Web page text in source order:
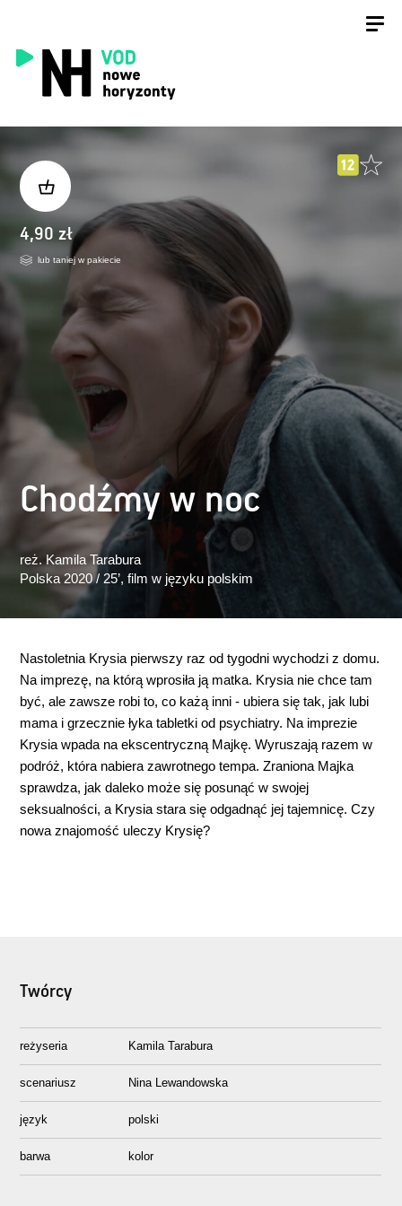
4,90 zł
lub taniej w pakiecie
Chodźmy w noc
reż. Kamila Tarabura
Polska 2020 / 25’, film w języku polskim
Nastoletnia Krysia pierwszy raz od tygodni wychodzi z domu.
Na imprezę, na którą wprosiła ją matka. Krysia nie chce tam
być, ale zawsze robi to, co każą inni - ubiera się tak, jak lubi
mama i grzecznie łyka tabletki od psychiatry. Na imprezie
Krysia wpada na ekscentryczną Majkę. Wyruszają razem w
podróż, która nabiera zawrotnego tempa. Zraniona Majka
sprawdza, jak daleko może się posunąć w swojej
seksualności, a Krysia stara się odgadnąć jej tajemnicę. Czy
nowa znajomość uleczy Krysię?
Twórcy
reżyseria Kamila Tarabura
scenariusz Nina Lewandowska
język polski
barwa kolor